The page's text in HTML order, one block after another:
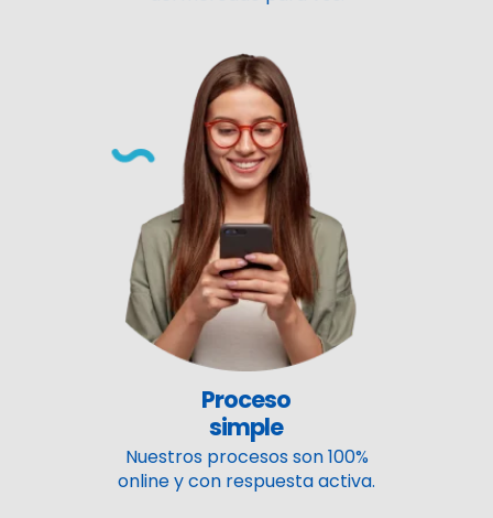
Proceso
simple
Nuestros procesos son 100%
online y con respuesta activa.